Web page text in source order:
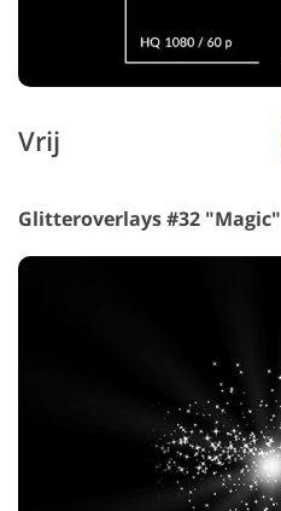
Vrij
Glitteroverlays #32 "Magic"